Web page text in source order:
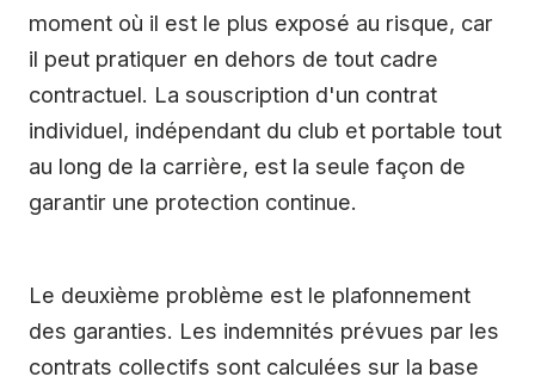
moment où il est le plus exposé au risque, car
il peut pratiquer en dehors de tout cadre
contractuel. La souscription d'un contrat
individuel, indépendant du club et portable tout
au long de la carrière, est la seule façon de
garantir une protection continue.
Le deuxième problème est le plafonnement
des garanties. Les indemnités prévues par les
contrats collectifs sont calculées sur la base